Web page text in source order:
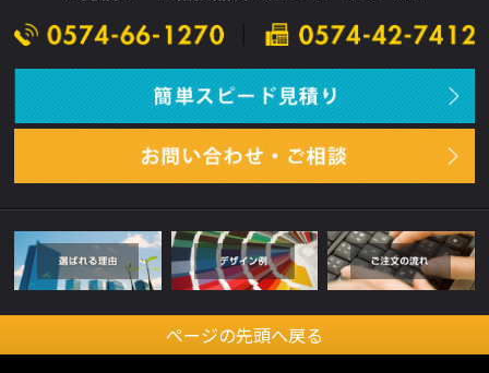
ページの先頭へ戻る